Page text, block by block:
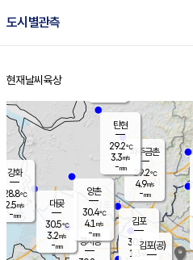
도시별관측
홈
현재날씨 육상
경서동
파주금촌
29.2℃
4.9m/s
-mm
대곶
30.5℃
3.2m/s
-mm
탄현
29.2℃
3.3m/s
-mm
김포
30.1℃
1.3 m/s
양촌
30.4℃
4.1 m/s
-mm
강화
28.8℃
2.5m/s
-mm
김포(공)